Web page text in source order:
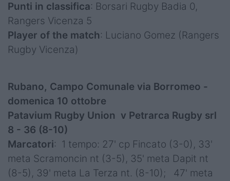
Punti in classifica: Borsari Rugby Badia 0,
Rangers Vicenza 5
Player of the match: Luciano Gomez (Rangers
Rugby Vicenza)
Rubano, Campo Comunale via Borromeo -
domenica 10 ottobre
Patavium Rugby Union v Petrarca Rugby srl
8 - 36 (8-10)
Marcatori: 1 tempo: 27' cp Fincato (3-0), 33'
meta Scramoncin nt (3-5), 35' meta Dapit nt
(8-5), 39' meta La Terza nt. (8-10); 47' meta